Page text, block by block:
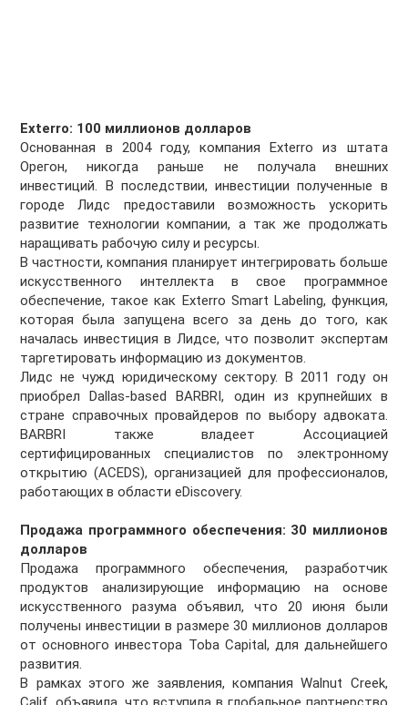
Exterro: 100 миллионов долларов
Основанная в 2004 году, компания Exterro из штата
Орегон, никогда раньше не получала внешних
инвестиций. В последствии, инвестиции полученные в
городе Лидс предоставили возможность ускорить
развитие технологии компании, а так же продолжать
наращивать рабочую силу и ресурсы.
В частности, компания планирует интегрировать больше
искусственного интеллекта в свое программное
обеспечение, такое как Exterro Smart Labeling, функция,
которая была запущена всего за день до того, как
началась инвестиция в Лидсе, что позволит экспертам
таргетировать информацию из документов.
Лидс не чужд юридическому сектору. В 2011 году он
приобрел Dallas-based BARBRI, один из крупнейших в
стране справочных провайдеров по выбору адвоката.
BARBRI также владеет Ассоциацией
сертифицированных специалистов по электронному
открытию (ACEDS), организацией для профессионалов,
работающих в области eDiscovery.
Продажа программного обеспечения: 30 миллионов
долларов
Продажа программного обеспечения, разработчик
продуктов анализирующие информацию на основе
искусственного разума объявил, что 20 июня были
получены инвестиции в размере 30 миллионов долларов
от основного инвестора Toba Capital, для дальнейшего
развития.
В рамках этого же заявления, компания Walnut Creek,